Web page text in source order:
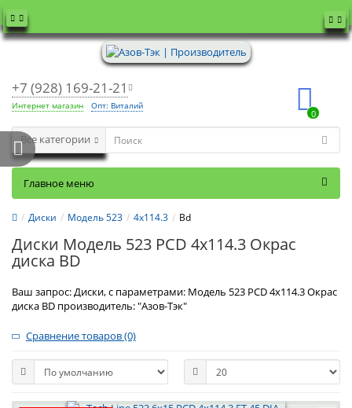
+7 (928) 169-21-21
Интернет магазин Опт: Виталий
0
Все категории
Главное меню
Диски Модель 523 4x114.3 Bd
Диски Модель 523 PCD 4x114.3 Окрас
диска BD
Ваш запрос: Диски, с параметрами: Модель 523 PCD 4x114.3 Окрас
диска BD производитель: "Азов-Тэк"
Сравнение товаров (0)